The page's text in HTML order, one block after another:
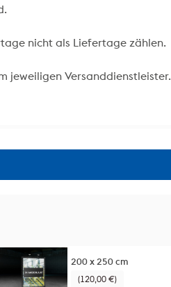
nicht als Liefertage zählen.
jeweiligen Versanddienstleister.
200 x 250 cm
(120,00 €)